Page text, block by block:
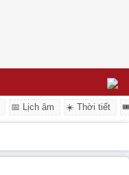
📅 Lịch âm ☀️ Thời tiết